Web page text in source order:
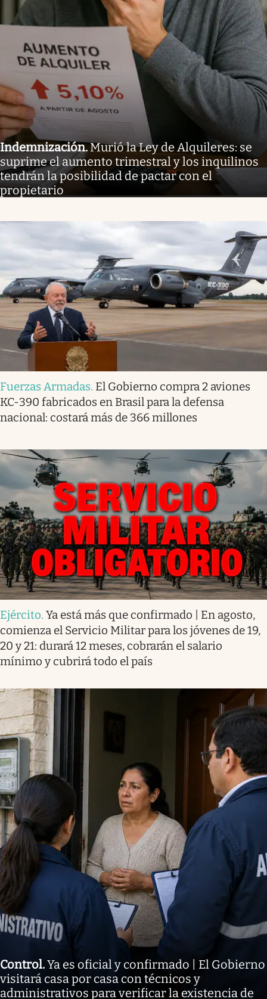
Indemnización.Murió la Ley de Alquileres: se
suprime el aumento trimestral y los inquilinos
tendrán la posibilidad de pactar con el
propietario
Fuerzas Armadas. El Gobierno compra 2 aviones
KC-390 fabricados en Brasil para la defensa
nacional: costará más de 366 millones
Ejército. Ya está más que confirmado | En agosto,
comienza el Servicio Militar para los jóvenes de 19,
20 y 21: durará 12 meses, cobrarán el salario
mínimo y cubrirá todo el país
Control.Ya es oficial y confirmado | El Gobierno
visitará casa por casa con técnicos y
administrativos para verificar la existencia de